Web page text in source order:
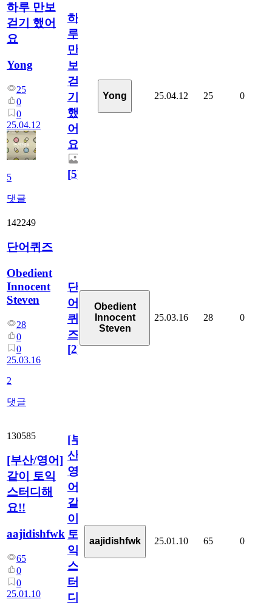
하루 만보
걷기 했어
요
Yong
25
0
0
25.04.12
5
댓글
하
루
만
보
걷
기
했
어
요
[5]
Yong 25.04.12 25 0
142249
단어퀴즈
Obedient
Innocent
Steven
28
0
0
25.03.16
2
댓글
단
어
퀴
즈
[2]
Obedient
Innocent
Steven
25.03.16 28 0
130585
[부산/영어]
같이 토익
스터디해
요!!
aajidishfwk
65
0
0
25.01.10
[부
산/
영
어]
같
이
토
익
스
터
디
aajidishfwk 25.01.10 65 0